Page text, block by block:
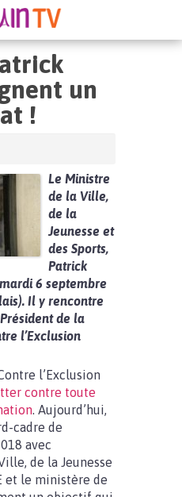
un
!
Le Ministre
de la Ville,
de la
Jeunesse et
des Sports,
Patrick
6 septembre
Il y rencontre
de la
l’Exclusion
l’Exclusion
contre toute
. Aujourd’hui,
cadre de
avec
de la Jeunesse
et le ministère de